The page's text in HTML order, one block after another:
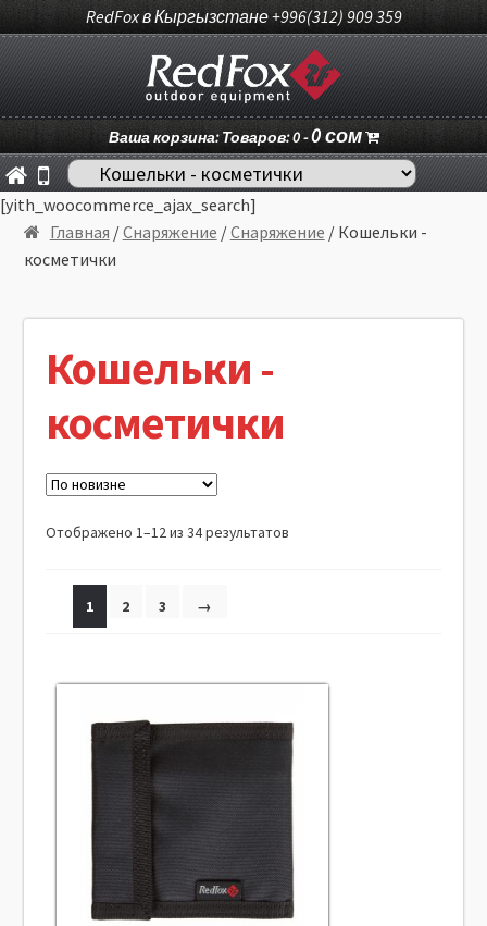
RedFox в Кыргызстане +996(312) 909 359
Ваша корзина: Товаров: 0 -0сом
[yith_woocommerce_ajax_search]
Главная /Снаряжение /Снаряжение / Кошельки -
косметички
Кошельки -
косметички
Отображено 1–12 из 34 результатов
1 2 3 →